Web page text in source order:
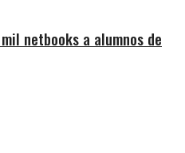
netbooks a alumnos de